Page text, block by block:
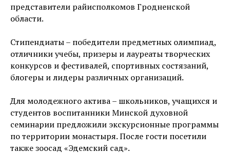
представители райисполкомов Гродненской
области.
Стипендиаты – победители предметных олимпиад,
отличники учебы, призеры и лауреаты творческих
конкурсов и фестивалей, спортивных состязаний,
блогеры и лидеры различных организаций.
Для молодежного актива – школьников, учащихся и
студентов воспитанники Минской духовной
семинарии предложили экскурсионные программы
по территории монастыря. После гости посетили
также зоосад «Эдемский сад».